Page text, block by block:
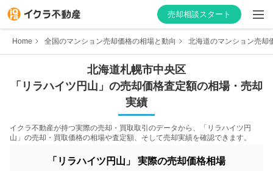
売却相談スタート
はじめての方へ
不動産会社を探す
Home 全国のマンション売却価格の相場と動向 北海道のマンション売却
北海道札幌市中央区
「 リラハイツ円山 」の売却価格査定額の相場・売却
実績
イクラ不動産が持つ実際の売却・買取取引のデータから、「 リラハイツ円
山 」の売却・買取価格の相場や査定額、そして売却実績を確認できます。
「 リラハイツ円山 」 実際の売却価格相場